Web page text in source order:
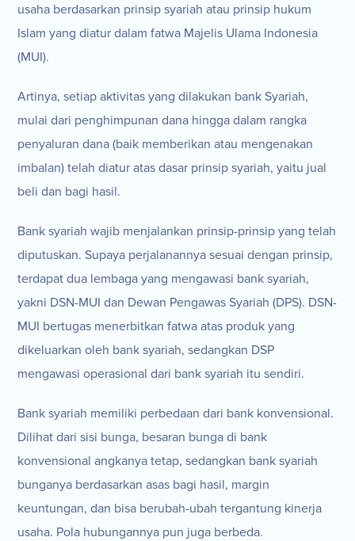
usaha berdasarkan prinsip syariah atau prinsip hukum
Islam yang diatur dalam fatwa Majelis Ulama Indonesia
(MUI).
Artinya, setiap aktivitas yang dilakukan bank Syariah,
mulai dari penghimpunan dana hingga dalam rangka
penyaluran dana (baik memberikan atau mengenakan
imbalan) telah diatur atas dasar prinsip syariah, yaitu jual
beli dan bagi hasil.
Bank syariah wajib menjalankan prinsip-prinsip yang telah
diputuskan. Supaya perjalanannya sesuai dengan prinsip,
terdapat dua lembaga yang mengawasi bank syariah,
yakni DSN-MUI dan Dewan Pengawas Syariah (DPS). DSN-
MUI bertugas menerbitkan fatwa atas produk yang
dikeluarkan oleh bank syariah, sedangkan DSP
mengawasi operasional dari bank syariah itu sendiri.
Bank syariah memiliki perbedaan dari bank konvensional.
Dilihat dari sisi bunga, besaran bunga di bank
konvensional angkanya tetap, sedangkan bank syariah
bunganya berdasarkan asas bagi hasil, margin
keuntungan, dan bisa berubah-ubah tergantung kinerja
usaha. Pola hubungannya pun juga berbeda.